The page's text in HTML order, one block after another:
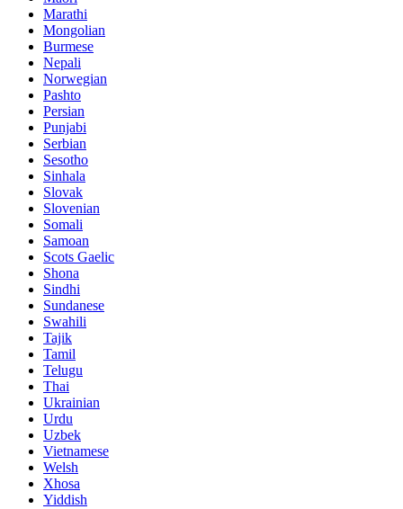
Marathi
Mongolian
Burmese
Nepali
Norwegian
Pashto
Persian
Punjabi
Serbian
Sesotho
Sinhala
Slovak
Slovenian
Somali
Samoan
Scots Gaelic
Shona
Sindhi
Sundanese
Swahili
Tajik
Tamil
Telugu
Thai
Ukrainian
Urdu
Uzbek
Vietnamese
Welsh
Xhosa
Yiddish